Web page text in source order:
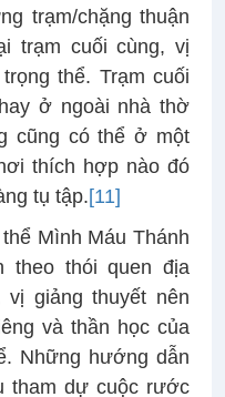
trạm/chặng thuận
trạm cuối cùng, vị
thể. Trạm cuối
ở ngoài nhà thờ
cũng có thể ở một
thích hợp nào đó
tụ tập.[11]
Mình Máu Thánh
theo thói quen địa
vị giảng thuyết nên
và thần học của
Những hướng dẫn
tham dự cuộc rước